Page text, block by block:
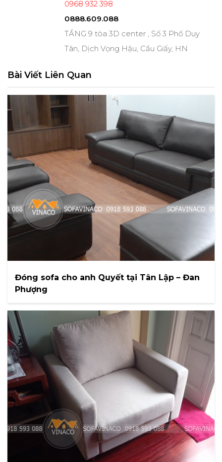
0968 932 398
0888.609.088
TẦNG 9 tòa 3D center , Số 3 Phố Duy
Tân, Dịch Vọng Hậu, Cầu Giấy, HN
Bài Viết Liên Quan
Đóng sofa cho anh Quyết tại Tân Lập – Đan
Phượng